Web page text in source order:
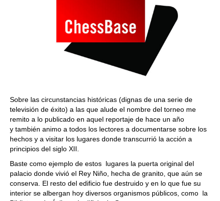
Sobre las circunstancias históricas (dignas de una serie de
televisión de éxito) a las que alude el nombre del torneo me
remito a lo publicado en aquel reportaje de hace un año
y también animo a todos los lectores a documentarse sobre los
hechos y a visitar los lugares donde transcurrió la acción a
principios del siglo XII.
Baste como ejemplo de estos lugares la puerta original del
palacio donde vivió el Rey Niño, hecha de granito, que aún se
conserva. El resto del edificio fue destruido y en lo que fue su
interior se albergan hoy diversos organismos públicos, como la